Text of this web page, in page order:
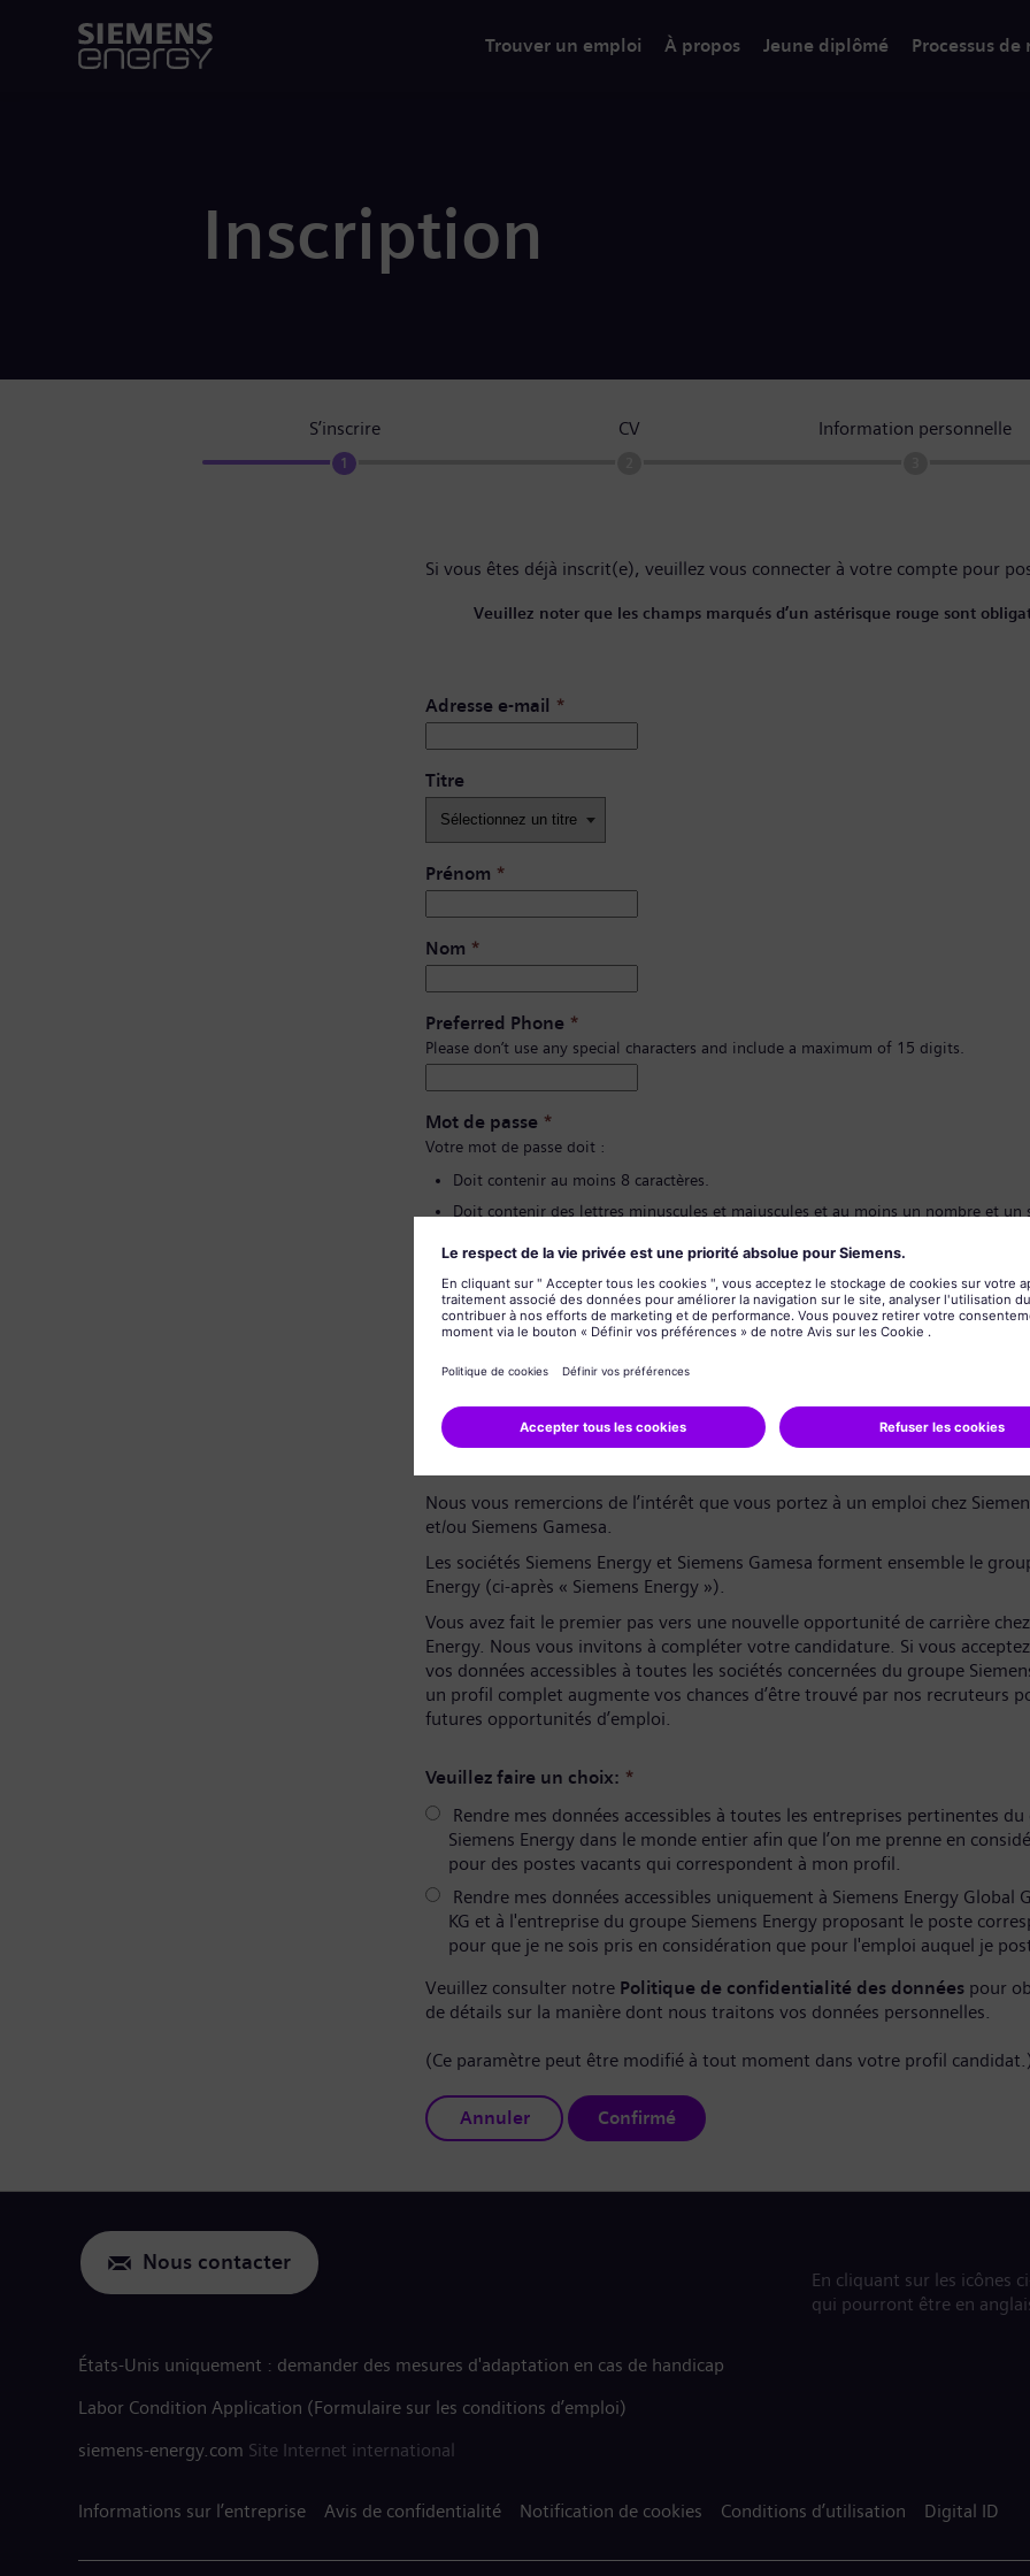
Trouver un emploi À propos Jeune diplômé Processus
Inscription
S’inscrire
1
CV Information personnelle
Si vous êtes déjà inscrit(e), veuillez vous connecter à votre compte pour
Veuillez noter que les champs marqués d’un astérisque rouge sont
Adresse e-mail *
Titre
Prénom *
Nom *
Preferred Phone *
Please don’t use any special characters and include a maximum of 15 digits.
Mot de passe *
Votre mot de passe doit :
Doit contenir au moins 8 caractères.
Doit contenir des lettres minuscules et majuscules et au moins un nombre et un
Politique de confidentialité des données
Nous vous remercions de l’intérêt que vous portez à un emploi chez
et/ou Siemens Gamesa.
Les sociétés Siemens Energy et Siemens Gamesa forment ensemble le
Energy (ci-après « Siemens Energy »).
Vous avez fait le premier pas vers une nouvelle opportunité de carrière
Energy. Nous vous invitons à compléter votre candidature. Si vous
vos données accessibles à toutes les sociétés concernées du groupe
un profil complet augmente vos chances d’être trouvé par nos recruteurs
futures opportunités d’emploi.
Veuillez faire un choix: *
Rendre mes données accessibles à toutes les entreprises pertinentes
Siemens Energy dans le monde entier afin que l’on me prenne en
pour des postes vacants qui correspondent à mon profil.
Rendre mes données accessibles uniquement à Siemens Energy Global
KG et à l'entreprise du groupe Siemens Energy proposant le poste
pour que je ne sois pris en considération que pour l'emploi auquel je
Veuillez consulter notre Politique de confidentialité des données pour
de détails sur la manière dont nous traitons vos données personnelles.
(Ce paramètre peut être modifié à tout moment dans votre profil
Annuler Confirmé
Nous contacter
En cliquant sur les icônes
qui pourront être en
États-Unis uniquement : demander des mesures d'adaptation en cas de handicap
Labor Condition Application (Formulaire sur les conditions d’emploi)
siemens-energy.com Site Internet international
Informations sur l’entreprise Avis de confidentialité Notification de cookies Conditions d’utilisation Digital ID